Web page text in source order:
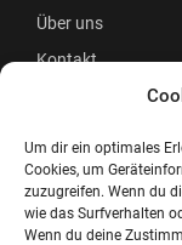
Um dir ein optimales
Cookies, um
zuzugreifen. Wenn du
wie das Surfverhalten
Wenn du deine
Über uns
Kontakt